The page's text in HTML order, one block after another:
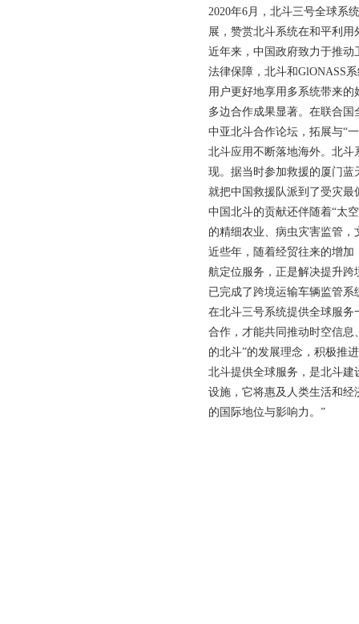
2020年6月，北斗三号全球系
展，赞赏北斗系统在和平利
近年来，中国政府致力于推
法律保障，北斗和GlONASS
用户更好地享用多系统带来的
多边合作成果显著。在联合
中亚北斗合作论坛，拓展与“
北斗应用不断落地海外。北斗
现。据当时参加救援的厦门
就把中国救援队派到了受灾最
中国北斗的贡献还伴随着“太
的精细农业、病虫灾害监管
近些年，随着经贸往来的增
航定位服务，正是解决提升
已完成了跨境运输车辆监管
在北斗三号系统提供全球服
合作，才能共同推动时空信息
的北斗”的发展理念，积极推
北斗提供全球服务，是北斗
设施，它将惠及人类生活和
的国际地位与影响力。”